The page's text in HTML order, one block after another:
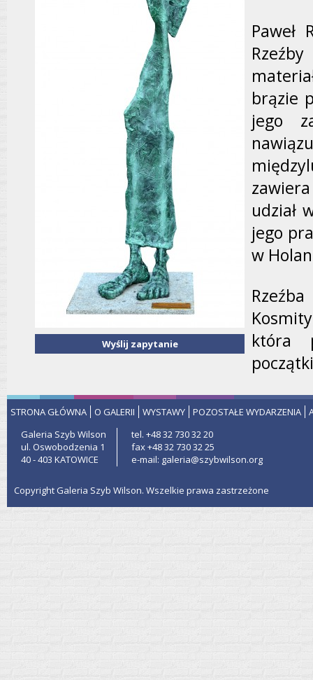
Wyślij zapytanie
Paweł
brązie
jego
udział
jego
w
która
STRONA GŁÓWNA O GALERII WYSTAWY POZOSTAŁE WYDARZENIA
Galeria Szyb Wilson
ul. Oswobodzenia 1
40 - 403 KATOWICE
tel. +48 32 730 32 20
fax +48 32 730 32 25
e-mail: galeria@szybwilson.org
Copyright Galeria Szyb Wilson. Wszelkie prawa zastrzeżone